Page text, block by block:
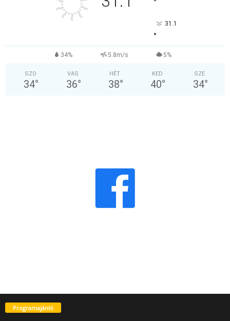
°
31.1
°
34% 5.8m/s 5%
SZO
34°
VAS
36°
HÉT
38°
KED
40°
SZE
34°
Programajánló